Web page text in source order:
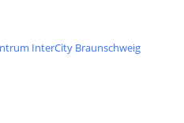
InterCity Braunschweig